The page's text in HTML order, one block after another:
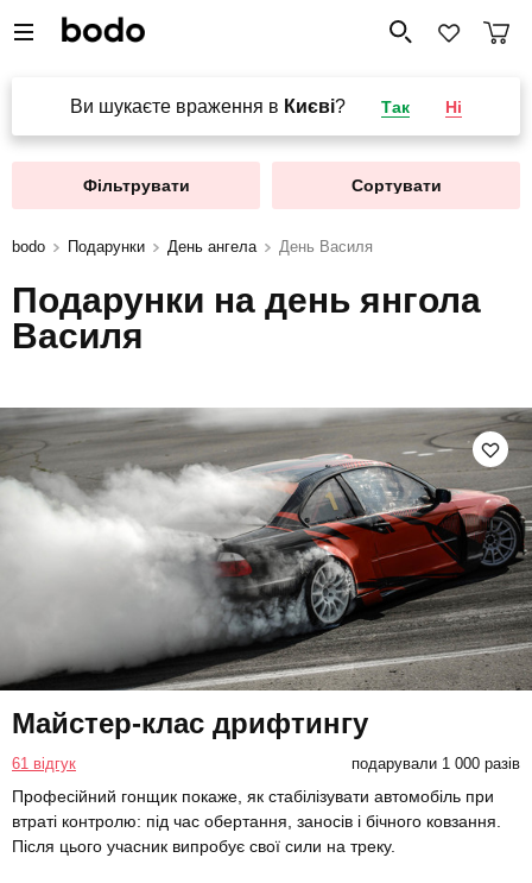
Ви шукаєте враження в Києві? Так Ні
Фільтрувати Сортувати
bodo Подарунки День ангела День Василя
Подарунки на день янгола
Василя
Майстер-клас дрифтингу
61 відгук подарували 1 000 разів
Професійний гонщик покаже, як стабілізувати автомобіль при
втраті контролю: під час обертання, заносів і бічного ковзання.
Після цього учасник випробує свої сили на треку.